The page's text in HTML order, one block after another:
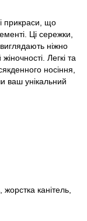
прикраси, що
Ці сережки,
ніжно
Легкі та
носіння,
ваш унікальний
канітель,